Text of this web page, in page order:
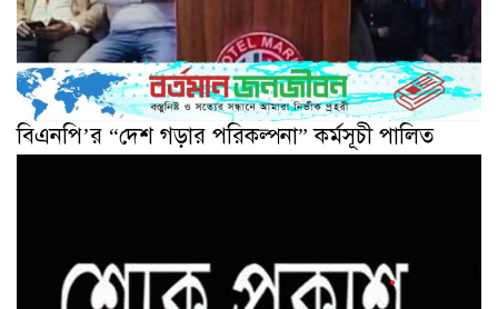
বিএনপি’র “দেশ গড়ার পরিকল্পনা” কর্মসূচী পালিত